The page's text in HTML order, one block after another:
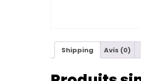
Shipping Avis (0)